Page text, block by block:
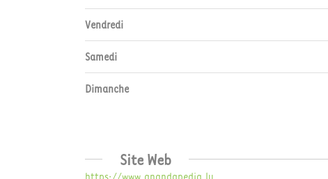
Vendredi
Samedi
Dimanche
Site Web
https://www.anandapedia.lu